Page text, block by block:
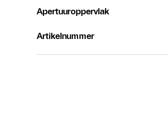
Apertuuroppervlak
Artikelnummer